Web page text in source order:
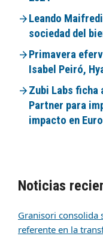
Leando
sociedad del
Primavera
Isabel Peiró,
Zubi Labs ficha
Partner para
impacto en
Noticias
Granisori consolida
referente en la